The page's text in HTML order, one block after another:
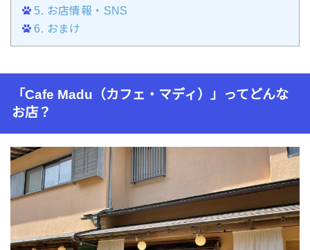
5. お店情報・SNS
6. おまけ
「Cafe Madu（カフェ・マディ）」ってどんな
お店？